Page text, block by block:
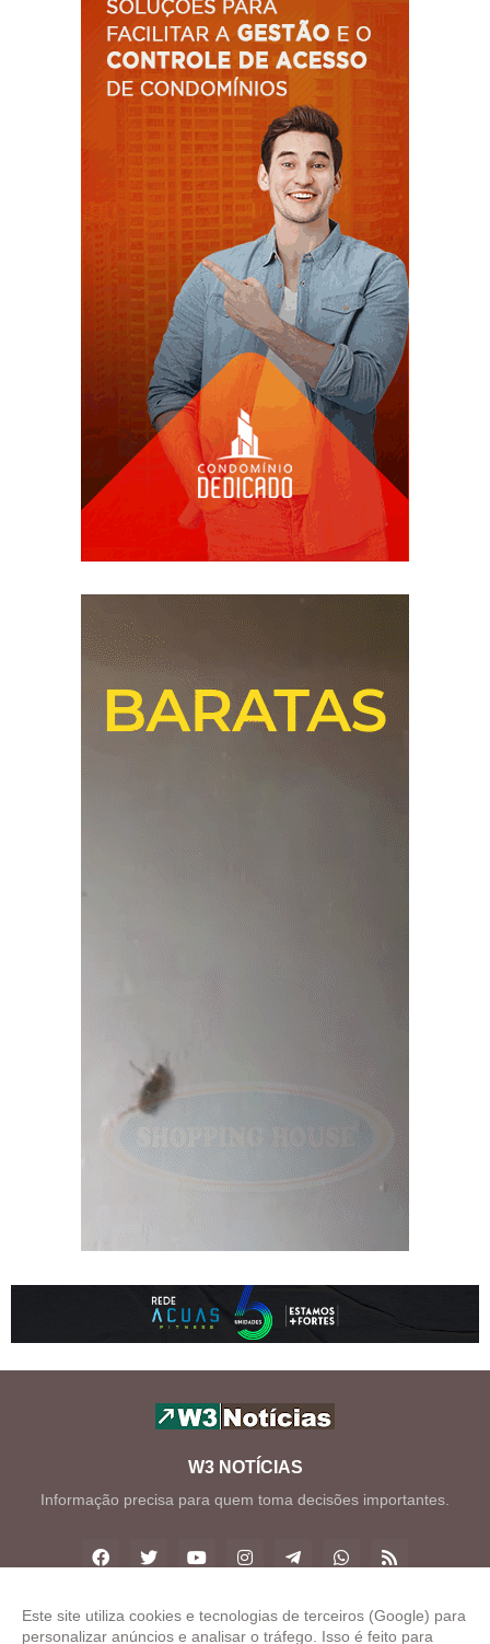
W3 NOTÍCIAS
Informação precisa para quem toma decisões importantes.
Este site utiliza cookies e tecnologias de terceiros (Google) para
personalizar anúncios e analisar o tráfego. Isso é feito para